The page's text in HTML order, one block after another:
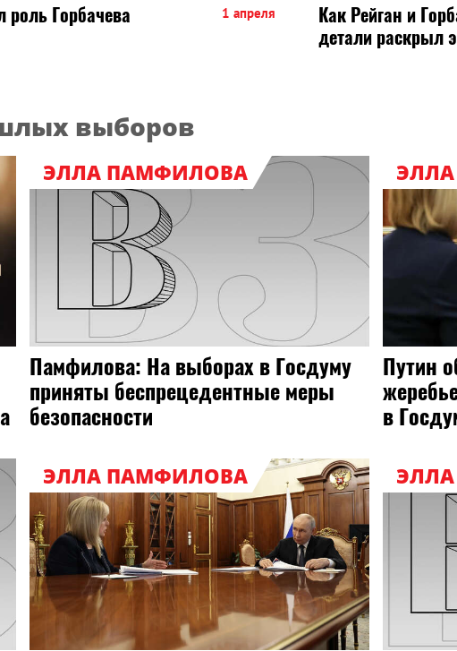
Горбачева
1 апреля
Как Рейган и
детали раскрыл
выборов
ЭЛЛА ПАМФИЛОВА
Памфилова: На выборах в Госдуму
приняты беспрецедентные меры
безопасности
Путин
в
ЭЛЛА ПАМФИЛОВА